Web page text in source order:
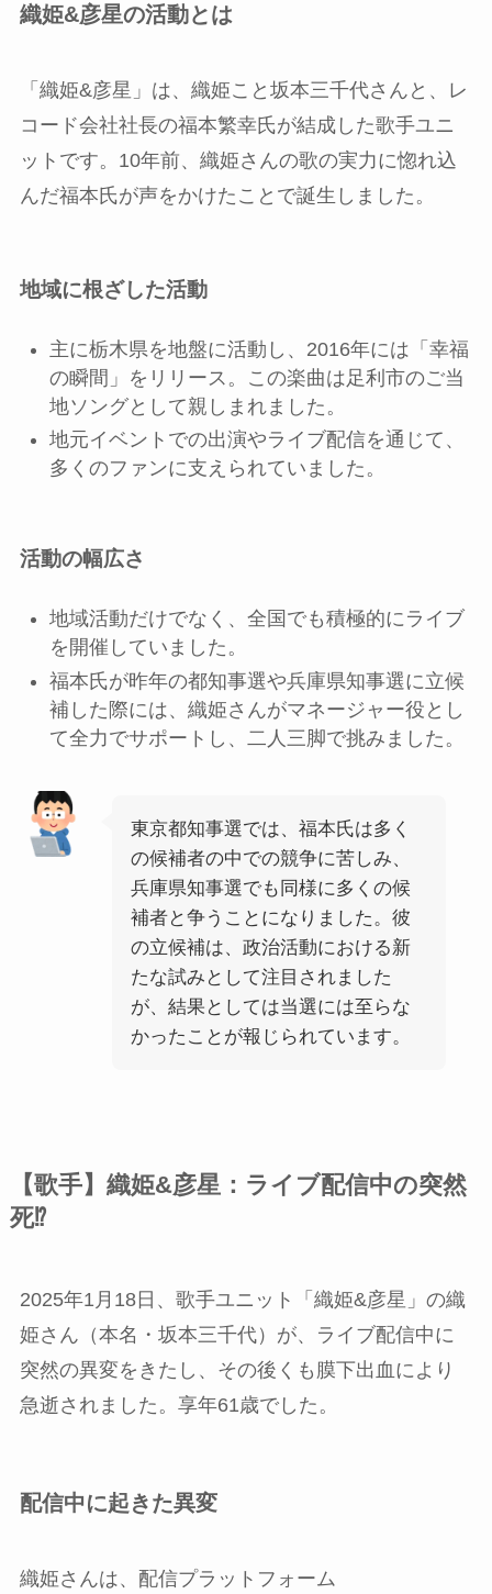
織姫&彦星の活動とは
「織姫&彦星」は、織姫こと坂本三千代さんと、レ
コード会社社長の福本繁幸氏が結成した歌手ユニ
ットです。10年前、織姫さんの歌の実力に惚れ込
んだ福本氏が声をかけたことで誕生しました。
地域に根ざした活動
主に栃木県を地盤に活動し、2016年には「幸福
の瞬間」をリリース。この楽曲は足利市のご当
地ソングとして親しまれました。
地元イベントでの出演やライブ配信を通じて、
多くのファンに支えられていました。
活動の幅広さ
地域活動だけでなく、全国でも積極的にライブ
を開催していました。
福本氏が昨年の都知事選や兵庫県知事選に立候
補した際には、織姫さんがマネージャー役とし
て全力でサポートし、二人三脚で挑みました。
東京都知事選では、福本氏は多く
の候補者の中での競争に苦しみ、
兵庫県知事選でも同様に多くの候
補者と争うことになりました。彼
の立候補は、政治活動における新
たな試みとして注目されました
が、結果としては当選には至らな
かったことが報じられています。
【歌手】織姫&彦星：ライブ配信中の突然
死⁉︎
2025年1月18日、歌手ユニット「織姫&彦星」の織
姫さん（本名・坂本三千代）が、ライブ配信中に
突然の異変をきたし、その後くも膜下出血により
急逝されました。享年61歳でした。
配信中に起きた異変
織姫さんは、配信プラットフォーム